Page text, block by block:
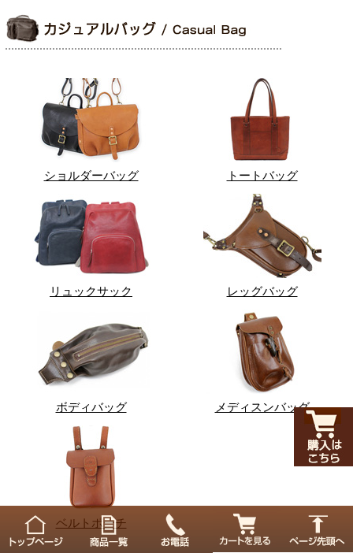
ショルダーバッグ トートバッグ
リュックサック レッグバッグ
ボディバッグ メディスンバッグ
ベルトポーチ